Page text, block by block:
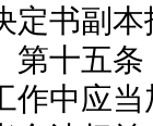
定书副
五条
作中应